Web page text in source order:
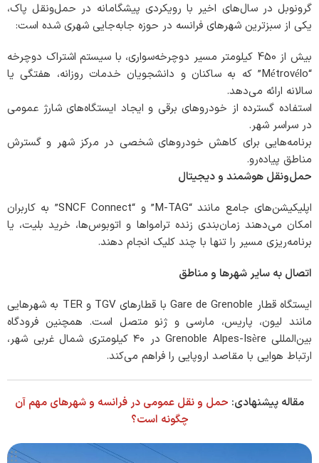
گرونوبل در سال‌های اخیر با رویکردی پیشگامانه در حمل‌ونقل پاک،
یکی از سبزترین شهرهای فرانسه در حوزه جابه‌جایی شهری شده است:
بیش از 450 کیلومتر مسیر دوچرخه‌سواری، با سیستم اشتراک دوچرخه
“Métrovélo” که به ساکنان و دانشجویان خدمات روزانه، هفتگی یا
سالانه ارائه می‌دهد.
استفاده گسترده از خودروهای برقی و ایجاد ایستگاه‌های شارژ عمومی
در سراسر شهر.
برنامه‌هایی برای کاهش خودروهای شخصی در مرکز شهر و گسترش
مناطق پیاده‌رو.
حمل‌ونقل هوشمند و دیجیتال
اپلیکیشن‌های جامع مانند “M-TAG” و “SNCF Connect” به کاربران
امکان می‌دهند زمان‌بندی زنده ترامواها و اتوبوس‌ها، خرید بلیت، یا
برنامه‌ریزی مسیر را تنها با چند کلیک انجام دهند.
اتصال به سایر شهرها و مناطق
ایستگاه قطار Gare de Grenoble با قطارهای TGV و TER به شهرهایی
مانند لیون، پاریس، مارسی و ژنو متصل است. همچنین فرودگاه
بین‌المللی Grenoble Alpes-Isère در ۴۰ کیلومتری شمال غربی شهر،
ارتباط هوایی با مقاصد اروپایی را فراهم می‌کند.
مقاله پیشنهادی: حمل و نقل عمومی در فرانسه و شهرهای مهم آن
چگونه است؟